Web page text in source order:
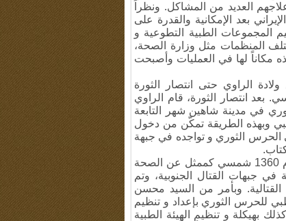
العديد من المشاكل. ونظراً
بعد الإمكانية والقدرة على
المجموعات الطبية التطوعية و
المنظمات مثل وزارة الصحة،
مكاناً لها في العمليات وأصبحت
الراوي حتى انتصار الثورة
بعد انتصار الثورة، قام الراوي
في مدينة شاهين شهر التابعة
وبهذه الطريقة تمكّن من دخول
الحرس الثوري و تواجده في جبهة
توجّه الراوي إلى محافظة خوزستان في منتصف شهر آبان عام 1360 شمسي كممثل عن الصحة
جبهات القتال الجنوبية، وتم
وبأمر من السيد محسن
للحرس الثوري بإعداد و تنظيم
بهيكلة و تنظيم الهيئة الطبية